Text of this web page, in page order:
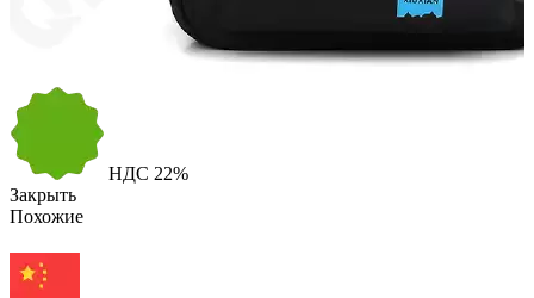
НДС 22%
Закрыть
Похожие